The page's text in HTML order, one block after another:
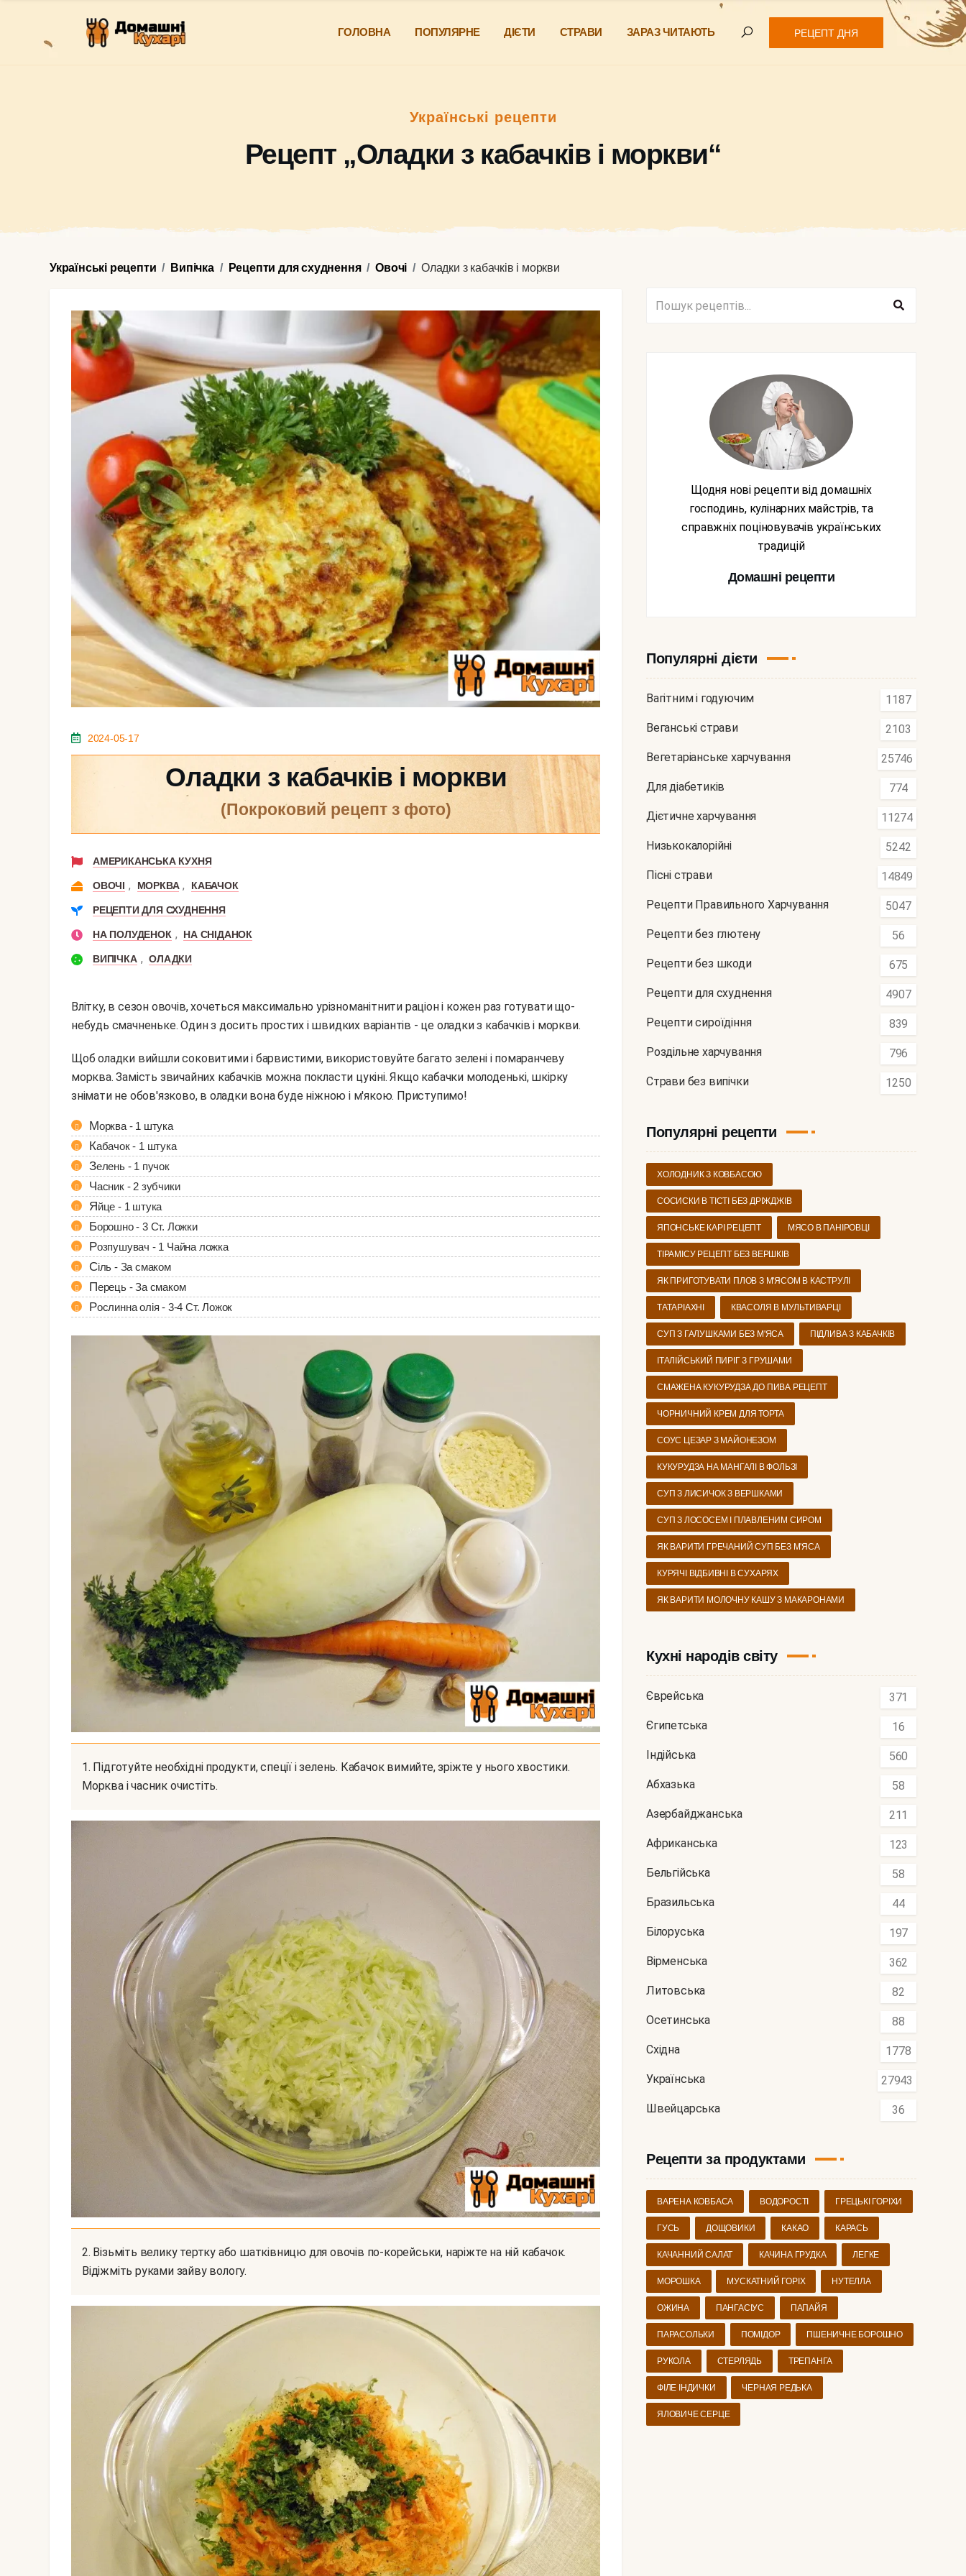
ГОЛОВНА ПОПУЛЯРНЕ ДІЄТИ СТРАВИ ЗАРАЗ ЧИТАЮТЬ РЕЦЕПТ ДНЯ
Українські рецепти
Рецепт „Оладки з кабачків і моркви“
Українські рецепти Випічка Рецепти для схуднення Овочі Оладки з кабачків і моркви
2024-05-17
Оладки з кабачків і моркви
(покроковий рецепт з фото)
АМЕРИКАНСЬКА КУХНЯ
ОВОЧІ , МОРКВА , КАБАЧОК
РЕЦЕПТИ ДЛЯ СХУДНЕННЯ
НА ПОЛУДЕНОК , НА СНІДАНОК
ВИПІЧКА , ОЛАДКИ
Влітку, в сезон овочів, хочеться максимально урізноманітнити раціон і кожен раз готувати що-
небудь смачненьке. Один з досить простих і швидких варіантів - це оладки з кабачків і моркви.
Щоб оладки вийшли соковитими і барвистими, використовуйте багато зелені і помаранчеву
морква. Замість звичайних кабачків можна покласти цукіні. Якщо кабачки молоденькі, шкірку
знімати не обов'язково, в оладки вона буде ніжною і м'якою. Приступимо!
Морква - 1 штука
Кабачок - 1 штука
Зелень - 1 пучок
Часник - 2 зубчики
Яйце - 1 штука
Борошно - 3 Ст. Ложки
Розпушувач - 1 Чайна ложка
Сіль - За смаком
Перець - За смаком
Рослинна олія - 3-4 Ст. Ложок
1. Підготуйте необхідні продукти, спеції і зелень. Кабачок вимийте, зріжте у нього хвостики.
Морква і часник очистіть.
2. Візьміть велику тертку або шатківницю для овочів по-корейськи, наріжте на ній кабачок.
Відіжміть руками зайву вологу.
Щодня нові рецепти від домашніх
господинь, кулінарних майстрів, та
справжніх поціновувачів українських
традицій
Домашні рецепти
Популярні дієти
Вагітним і годуючим 1187
Веганські страви 2103
Вегетаріанське харчування 25746
Для діабетиків 774
Дієтичне харчування 11274
Низькокалорійні 5242
Пісні страви 14849
Рецепти Правильного Харчування 5047
Рецепти без глютену 56
Рецепти без шкоди 675
Рецепти для схуднення 4907
Рецепти сироїдіння 839
Роздільне харчування 796
Страви без випічки 1250
Популярні рецепти
ХОЛОДНИК З КОВБАСОЮ
СОСИСКИ В ТІСТІ БЕЗ ДРІЖДЖІВ
ЯПОНСЬКЕ КАРІ РЕЦЕПТ МЯСО В ПАНІРОВЦІ
ТІРАМІСУ РЕЦЕПТ БЕЗ ВЕРШКІВ
ЯК ПРИГОТУВАТИ ПЛОВ З М'ЯСОМ В КАСТРУЛІ
ТАТАРІАХНІ КВАСОЛЯ В МУЛЬТИВАРЦІ
СУП З ГАЛУШКАМИ БЕЗ М'ЯСА ПІДЛИВА З КАБАЧКІВ
ІТАЛІЙСЬКИЙ ПИРІГ З ГРУШАМИ
СМАЖЕНА КУКУРУДЗА ДО ПИВА РЕЦЕПТ
ЧОРНИЧНИЙ КРЕМ ДЛЯ ТОРТА
СОУС ЦЕЗАР З МАЙОНЕЗОМ
КУКУРУДЗА НА МАНГАЛІ В ФОЛЬЗІ
СУП З ЛИСИЧОК З ВЕРШКАМИ
СУП З ЛОСОСЕМ І ПЛАВЛЕНИМ СИРОМ
ЯК ВАРИТИ ГРЕЧАНИЙ СУП БЕЗ М'ЯСА
КУРЯЧІ ВІДБИВНІ В СУХАРЯХ
ЯК ВАРИТИ МОЛОЧНУ КАШУ З МАКАРОНАМИ
Кухні народів світу
Єврейська 371
Єгипетська 16
Індійська 560
Абхазька 58
Азербайджанська 211
Африканська 123
Бельгійська 58
Бразильська 44
Білоруська 197
Вірменська 362
Литовська 82
Осетинська 88
Східна 1778
Українська 27943
Швейцарська 36
Рецепти за продуктами
ВАРЕНА КОВБАСА ВОДОРОСТІ ГРЕЦЬКІ ГОРІХИ
ГУСЬ ДОЩОВИКИ КАКАО КАРАСЬ
КАЧАННИЙ САЛАТ КАЧИНА ГРУДКА ЛЕГКЕ
МОРОШКА МУСКАТНИЙ ГОРІХ НУТЕЛЛА
ОЖИНА ПАНГАСІУС ПАПАЙЯ
ПАРАСОЛЬКИ ПОМІДОР ПШЕНИЧНЕ БОРОШНО
РУКОЛА СТЕРЛЯДЬ ТРЕПАНГА
ФІЛЕ ІНДИЧКИ ЧЕРНАЯ РЕДЬКА
ЯЛОВИЧЕ СЕРЦЕ